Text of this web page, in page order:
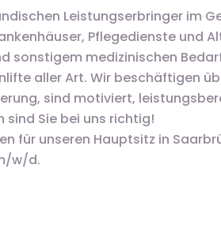
Leistungserbringer im
Pflegedienste und
sonstigem medizinischen
aller Art. Wir beschäftigen
sind motiviert,
sind Sie bei uns richtig!
für unseren Hauptsitz in
w/d.